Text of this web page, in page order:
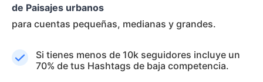
de Paisajes urbanos
para cuentas pequeñas, medianas y grandes.
Si tienes menos de 10k seguidores incluye un
70% de tus Hashtags de baja competencia.